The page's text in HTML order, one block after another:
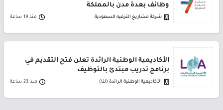
وظائف بعدة مدن بالمملكة
شركة مشاريع الترفيه السعودية منذ 19 ساعة
الأكاديمية الوطنية الرائدة تعلن فتح التقديم في
برنامج تدريب مبتدئ بالتوظيف
الأكاديمية الوطنية الرائدة (لنا) منذ 23 ساعة